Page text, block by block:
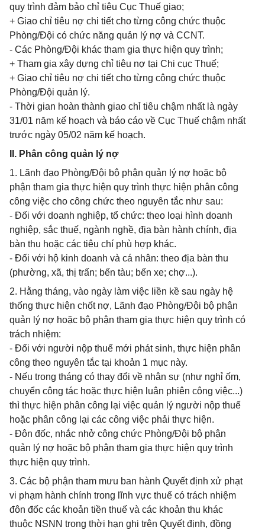
quy trình đảm bảo chỉ tiêu Cục Thuế giao;
+ Giao chỉ tiêu nợ chi tiết cho từng công chức thuộc
Phòng/Đội có chức năng quản lý nợ và CCNT.
- Các Phòng/Đội khác tham gia thực hiện quy trình;
+ Tham gia xây dựng chỉ tiêu nợ tại Chi cục Thuế;
+ Giao chỉ tiêu nợ chi tiết cho từng công chức thuộc
Phòng/Đội quản lý.
- Thời gian hoàn thành giao chỉ tiêu chậm nhất là ngày
31/01 năm kế hoạch và báo cáo về Cục Thuế chậm nhất
trước ngày 05/02 năm kế hoạch.
II. Phân công quản lý nợ
1. Lãnh đạo Phòng/Đội bộ phận quản lý nợ hoặc bộ
phận tham gia thực hiện quy trình thực hiện phân công
công việc cho công chức theo nguyên tắc như sau:
- Đối với doanh nghiệp, tổ chức: theo loại hình doanh
nghiệp, sắc thuế, ngành nghề, địa bàn hành chính, địa
bàn thu hoặc các tiêu chí phù hợp khác.
- Đối với hộ kinh doanh và cá nhân: theo địa bàn thu
(phường, xã, thị trấn; bến tàu; bến xe; chợ...).
2. Hằng tháng, vào ngày làm việc liền kề sau ngày hệ
thống thực hiện chốt nợ, Lãnh đạo Phòng/Đội bộ phận
quản lý nợ hoặc bộ phận tham gia thực hiện quy trình có
trách nhiệm:
- Đối với người nộp thuế mới phát sinh, thực hiện phân
công theo nguyên tắc tại khoản 1 mục này.
- Nếu trong tháng có thay đổi về nhân sự (như nghỉ ốm,
chuyển công tác hoặc thực hiện luân phiên công việc...)
thì thực hiện phân công lại việc quản lý người nộp thuế
hoặc phân công lại các công việc phải thực hiện.
- Đôn đốc, nhắc nhở công chức Phòng/Đội bộ phận
quản lý nợ hoặc bộ phận tham gia thực hiện quy trình
thực hiện quy trình.
3. Các bộ phận tham mưu ban hành Quyết định xử phạt
vi phạm hành chính trong lĩnh vực thuế có trách nhiệm
đôn đốc các khoản tiền thuế và các khoản thu khác
thuộc NSNN trong thời hạn ghi trên Quyết định, đồng